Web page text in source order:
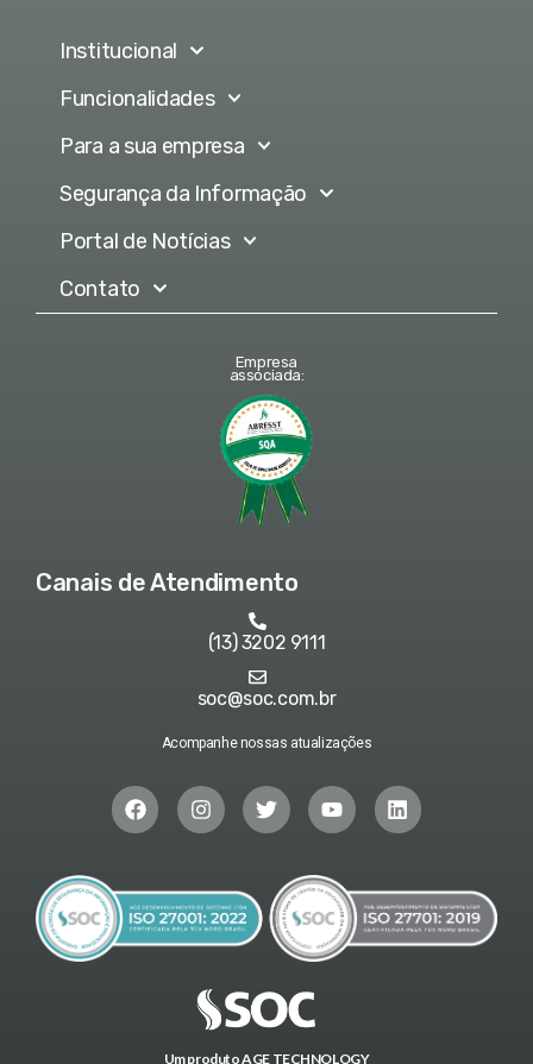
Institucional
Funcionalidades
Para a sua empresa
Segurança da Informação
Portal de Notícias
Contato
Empresa
associada:
Canais de Atendimento
(13) 3202 9111
soc@soc.com.br
Acompanhe nossas atualizações
Um produto AGE TECHNOLOGY